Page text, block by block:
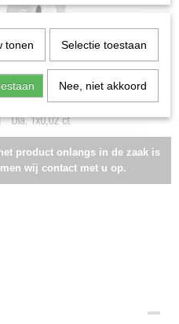
product onlangs in de zaak is
wij contact met u op.
tonen Selectie toestaan
Nee, niet akkoord